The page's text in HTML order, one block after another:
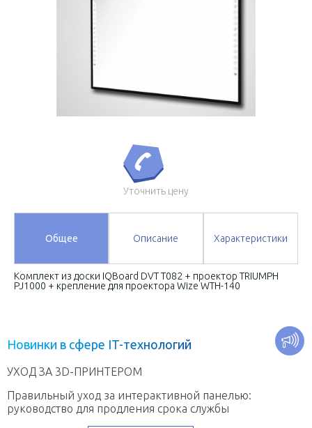
Новинки в сфере IT-технологий
УХОД ЗА 3D-ПРИНТЕРОМ
Правильный уход за интерактивной панелью:
руководство для продления срока службы
Уточнить цену
Общее Описание Характеристики
Комплект из доски IQBoard DVT T082 + проектор TRIUMPH
PJ1000 + крепление для проектора Wize WTH-140